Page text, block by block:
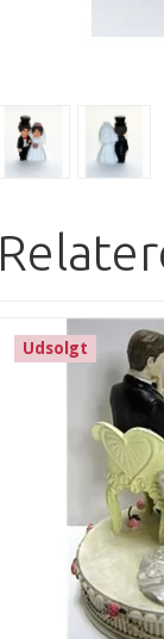
Udsolgt